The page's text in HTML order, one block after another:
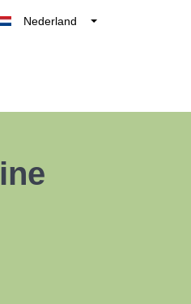
Nederland
España